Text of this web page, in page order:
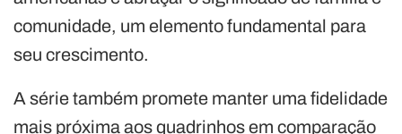
comunidade, um elemento fundamental para
seu crescimento.
A série também promete manter uma fidelidade
mais próxima aos quadrinhos em comparação